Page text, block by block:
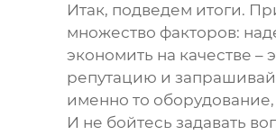
Итак, подведем итоги.
множество факторов:
экономить на качестве
репутацию и
именно то
И не бойтесь задавать